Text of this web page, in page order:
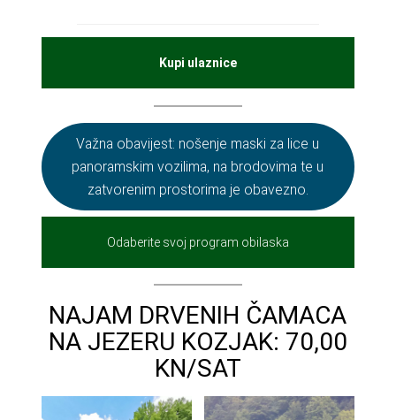
Kupi ulaznice
Važna obavijest: nošenje maski za lice u
panoramskim vozilima, na brodovima te u
zatvorenim prostorima je obavezno.
Odaberite svoj program obilaska
NAJAM DRVENIH ČAMACA
NA JEZERU KOZJAK: 70,00
KN/SAT